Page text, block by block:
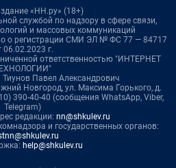
«НН.ру» (18+)
службой по надзору в сфере связи,
и массовых коммуникаций
о регистрации СМИ ЭЛ № ФС 77 — 84717
06.02.2023 г.
ответственностью "ИНТЕРНЕТ
Тиунов Павел Александрович
Новгород, ул. Максима Горького, д.
390-40-40 (сообщения WhatsApp, Viber,
Telegram)
редакции: nn@shkulev.ru
и государственных органов:
help@shkulev.ru